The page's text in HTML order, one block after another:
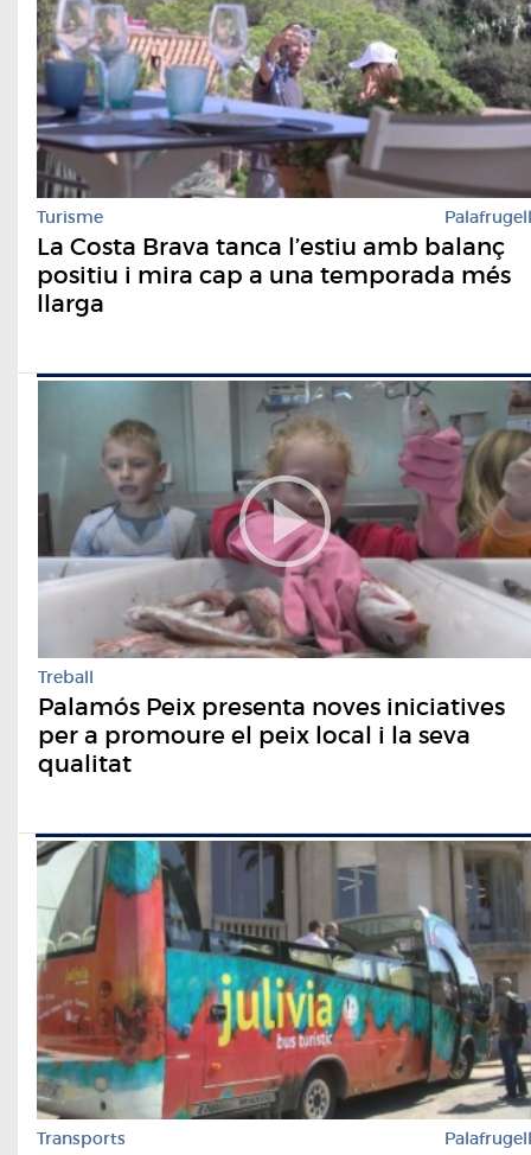
Turisme Palafrugell
La Costa Brava tanca l’estiu amb balanç
positiu i mira cap a una temporada més
llarga
Treball
Palamós Peix presenta noves iniciatives
per a promoure el peix local i la seva
qualitat
Transports Palafrugell